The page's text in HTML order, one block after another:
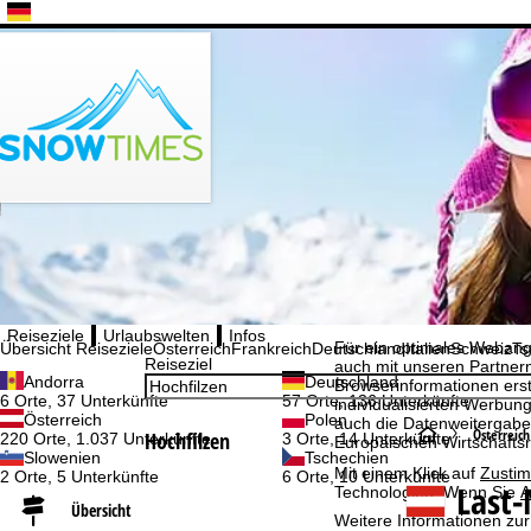
Cookie-Hinweis
Für ein optimales
auch mit unseren
Browserinformationen
individualisierten
auch die
Europäischen
Mit einem Klick auf
Technologien. Wenn Sie
Weitere Informationen
Bitte wählen Sie Ihre Sprache aus
Reiseziele
Übersicht ReisezieleÖsterreichFrankreichDeutschlandItalienSchweiz
Andorra
6 Orte, 37 Unterkünfte
Deutschland
57 Orte, 136 Unterkünfte
Österreich
220 Orte, 1.037 Unterkünfte
Polen
3 Orte, 14 Unterkünfte
Slowenien
2 Orte, 5 Unterkünfte
Tschechien
6 Orte, 10 Unterkünfte
Urlaubswelten
Infos
Reiseziel
Hochfilzen
Übersicht
S
t
Österreich